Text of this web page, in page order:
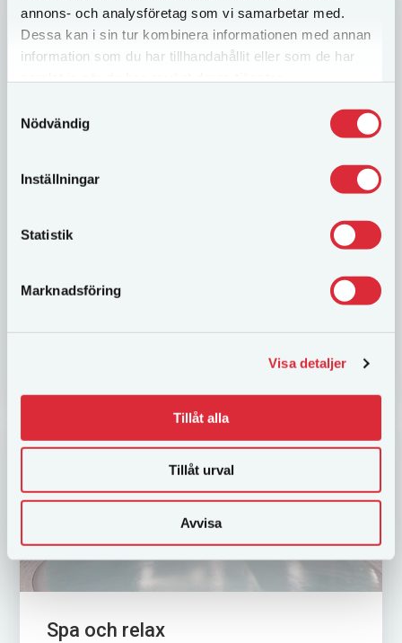
annons- och analysföretag som vi samarbetar med.
Dessa kan i sin tur kombinera informationen med annan
information som du har tillhandahållit eller som de har
Nödvändig
Inställningar
Statistik
Marknadsföring
Visa detaljer
Tillåt alla
Tillåt urval
Avvisa
Cornhole, eller Bean Bag, som det också kallas, är
ett kul spel man kan spela individuellt eller där 2 lag
genom att...
Spa och relax